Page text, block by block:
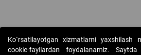
Ko`rsatilayotgan xizmatlarni yaxshilash
cookie-fayllardan foydalanamiz.